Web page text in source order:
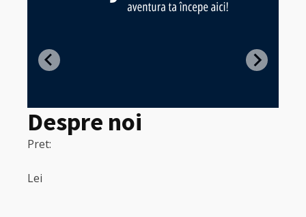
Despre noi
Pret:
Lei